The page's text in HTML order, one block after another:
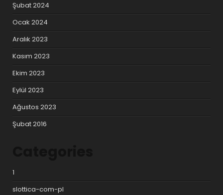
Şubat 2024
Ocak 2024
Aralık 2023
Kasım 2023
Ekim 2023
Eylül 2023
Ağustos 2023
Şubat 2016
1
slottica-com-pl